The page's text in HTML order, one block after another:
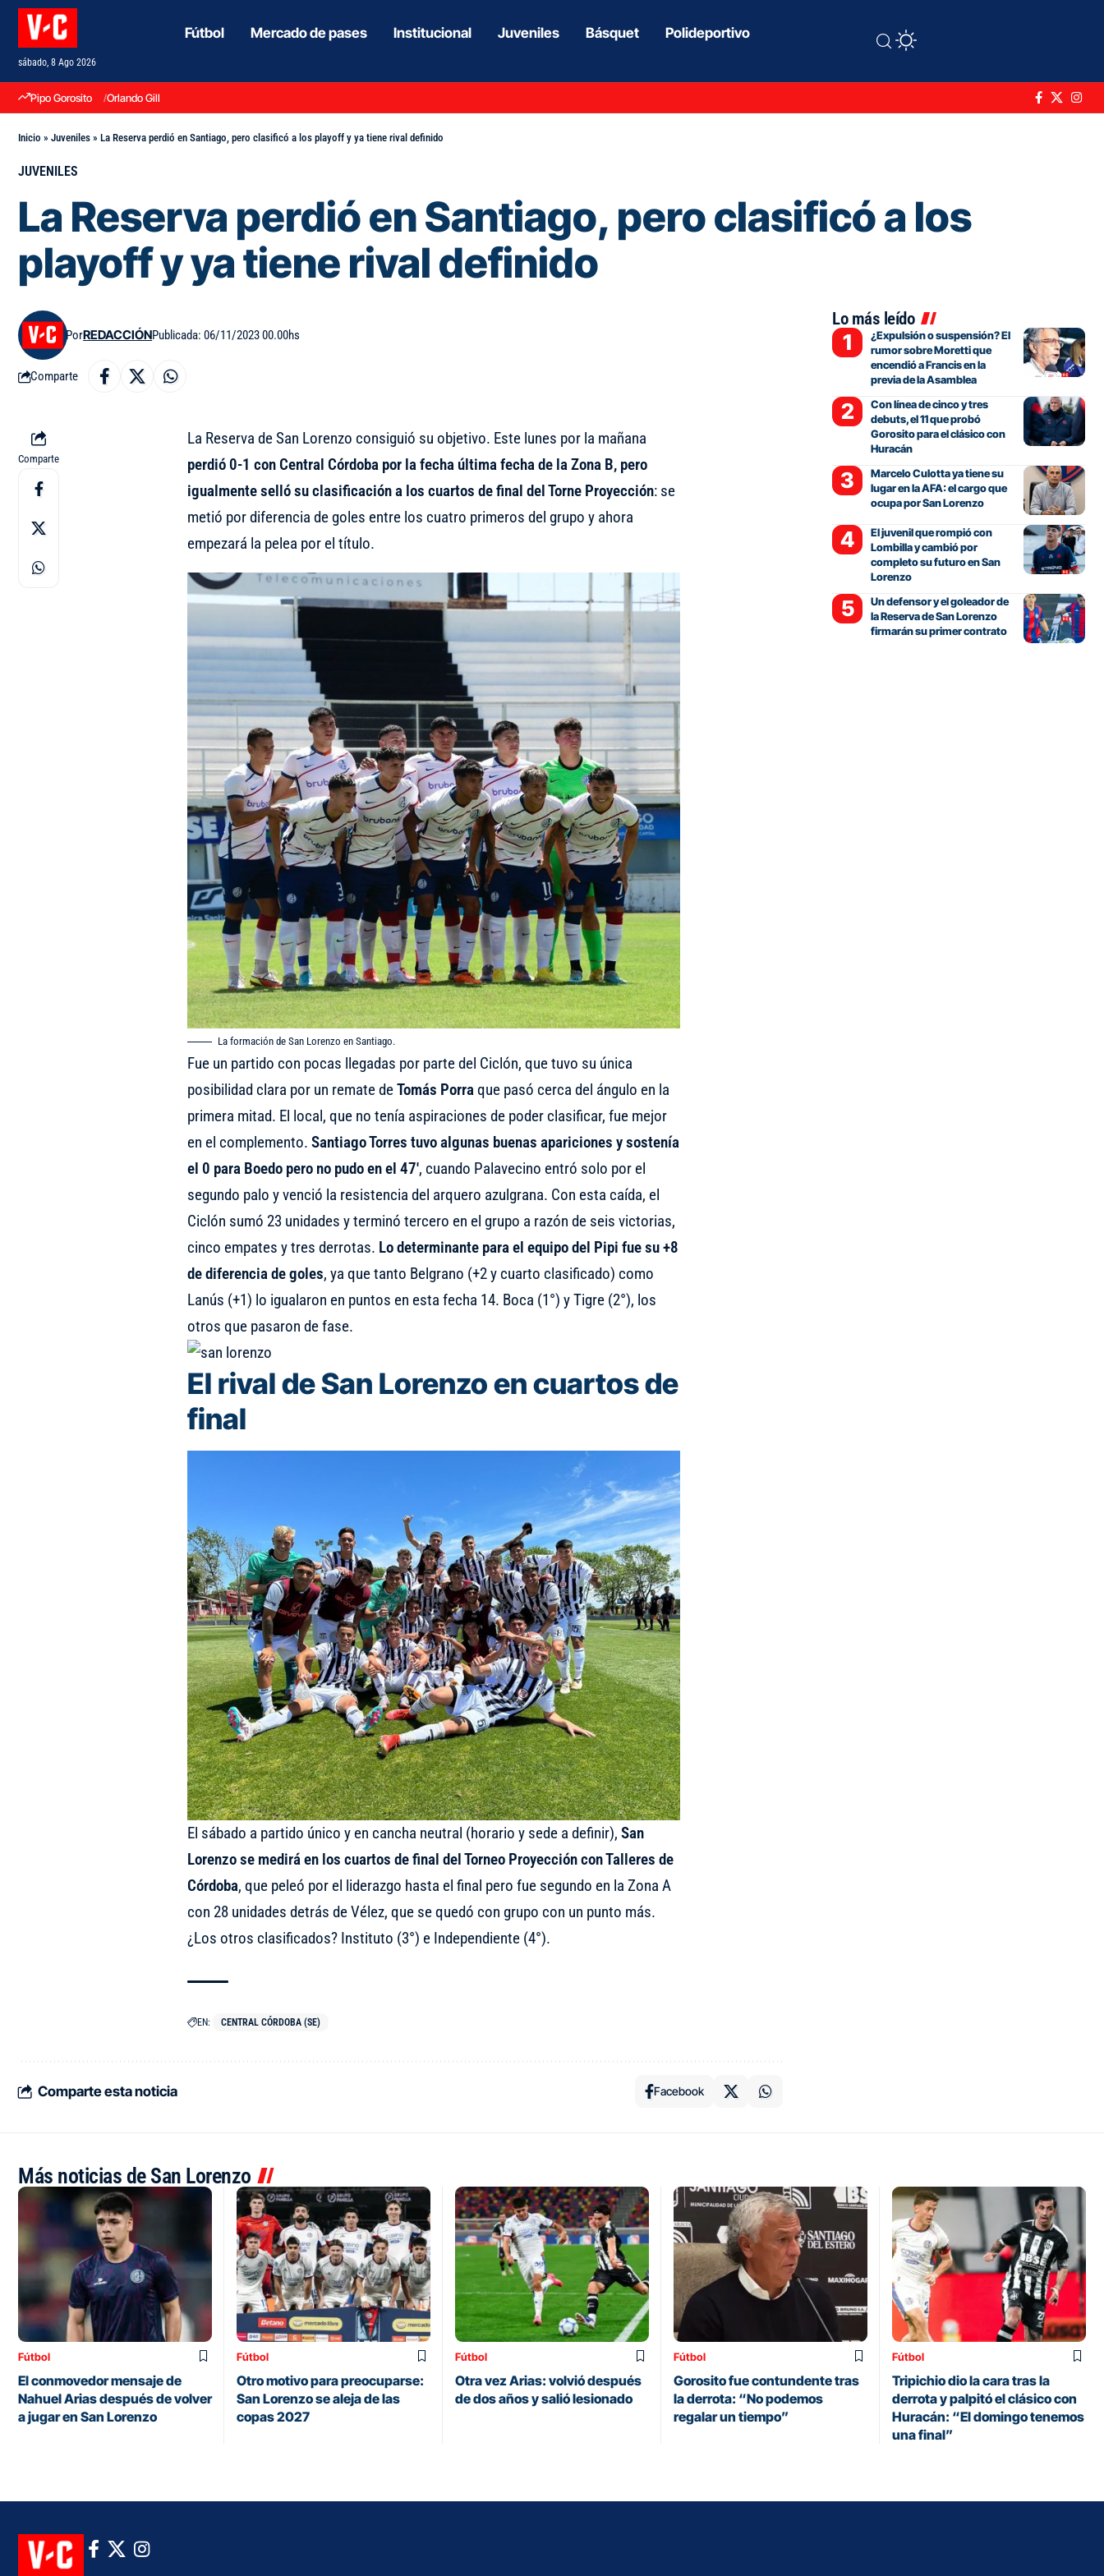
sábado, 8 Ago 2026
Fútbol Mercado de pases Institucional Juveniles Básquet Polideportivo
Pipo Gorosito Orlando Gill
Inicio » Juveniles » La Reserva perdió en Santiago, pero clasificó a los playoff y ya tiene rival definido
JUVENILES
La Reserva perdió en Santiago, pero clasificó a los
playoff y ya tiene rival definido
PorREDACCIÓNPublicada: 06/11/2023 00.00hs
Comparte
Comparte
La Reserva de San Lorenzo consiguió su objetivo. Este lunes por la mañana
perdió 0-1 con Central Córdoba por la fecha última fecha de la Zona B, pero
igualmente selló su clasificación a los cuartos de final del Torne Proyección: se
metió por diferencia de goles entre los cuatro primeros del grupo y ahora
empezará la pelea por el título.
La formación de San Lorenzo en Santiago.
Fue un partido con pocas llegadas por parte del Ciclón, que tuvo su única
posibilidad clara por un remate deTomás Porraque pasó cerca del ángulo en la
primera mitad. El local, que no tenía aspiraciones de poder clasificar, fue mejor
en el complemento. Santiago Torres tuvo algunas buenas apariciones y sostenía
el 0 para Boedo pero no pudo en el 47′, cuando Palavecino entró solo por el
segundo palo y venció la resistencia del arquero azulgrana. Con esta caída, el
Ciclón sumó 23 unidades y terminó tercero en el grupo a razón de seis victorias,
cinco empates y tres derrotas. Lo determinante para el equipo del Pipi fue su +8
de diferencia de goles, ya que tanto Belgrano (+2 y cuarto clasificado) como
Lanús (+1) lo igualaron en puntos en esta fecha 14. Boca (1°) y Tigre (2°), los
otros que pasaron de fase.
El rival de San Lorenzo en cuartos de
final
El sábado a partido único y en cancha neutral (horario y sede a definir), San
Lorenzo se medirá en los cuartos de final del Torneo Proyección con Talleres de
Córdoba, que peleó por el liderazgo hasta el final pero fue segundo en la Zona A
con 28 unidades detrás de Vélez, que se quedó con grupo con un punto más.
¿Los otros clasificados? Instituto (3°) e Independiente (4°).
EN: CENTRAL CÓRDOBA (SE)
Comparte esta noticia Facebook
Lo más leído
¿Expulsión o suspensión? El
rumor sobre Moretti que
encendió a Francis en la
previa de la Asamblea
Con línea de cinco y tres
debuts, el 11 que probó
Gorosito para el clásico con
Huracán
Marcelo Culotta ya tiene su
lugar en la AFA: el cargo que
ocupa por San Lorenzo
El juvenil que rompió con
Lombilla y cambió por
completo su futuro en San
Lorenzo
Un defensor y el goleador de
la Reserva de San Lorenzo
firmarán su primer contrato
Más noticias de San Lorenzo
Fútbol
El conmovedor mensaje de
Nahuel Arias después de volver
a jugar en San Lorenzo
Fútbol
Otro motivo para preocuparse:
San Lorenzo se aleja de las
copas 2027
Fútbol
Otra vez Arias: volvió después
de dos años y salió lesionado
Fútbol
Gorosito fue contundente tras
la derrota: “No podemos
regalar un tiempo”
Fútbol
Tripichio dio la cara tras la
derrota y palpitó el clásico con
Huracán: “El domingo tenemos
una final”